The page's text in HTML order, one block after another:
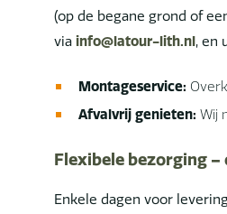
(op de begane grond of
via info@latour-lith.nl, en
Montageservice:
Afvalvrij genieten: Wij
Flexibele bezorging
Enkele dagen voor